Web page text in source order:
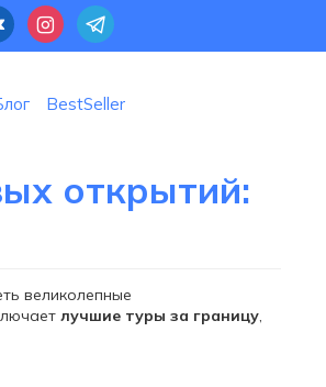
BestSeller
открытий:
великолепные
лучшие туры за границу,